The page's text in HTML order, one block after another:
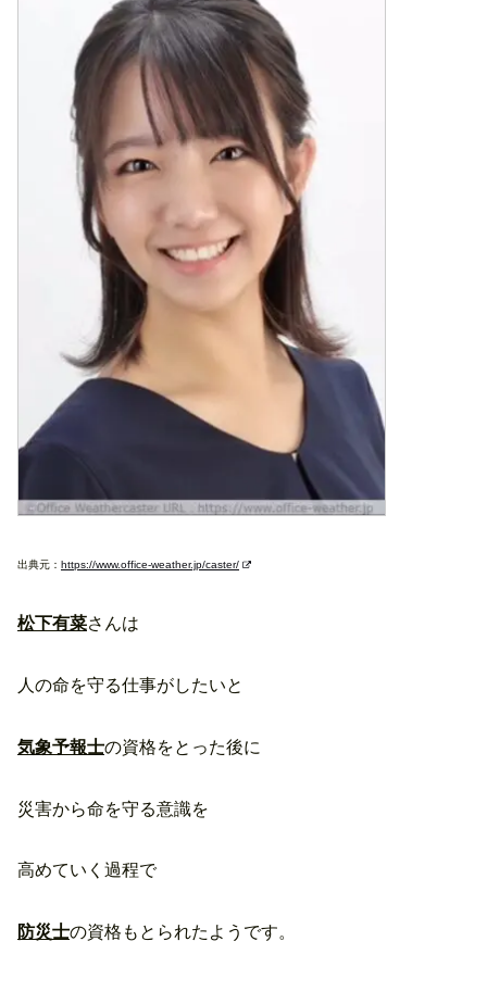
出典元： https://www.office-weather.jp/caster/
松下有菜さんは
人の命を守る仕事がしたいと
気象予報士の資格をとった後に
災害から命を守る意識を
高めていく過程で
防災士の資格もとられたようです。